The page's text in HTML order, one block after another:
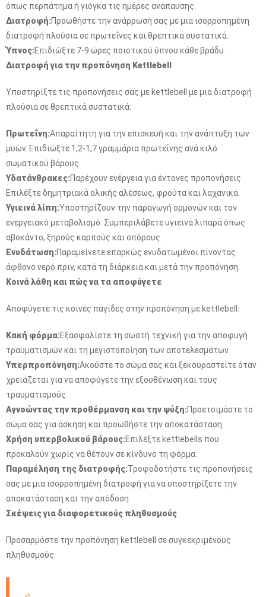
όπως περπάτημα ή γιόγκα τις ημέρες ανάπαυσης.
Διατροφή:Προωθήστε την ανάρρωσή σας με μια ισορροπημένη
διατροφή πλούσια σε πρωτεΐνες και θρεπτικά συστατικά.
Ύπνος:Επιδιώξτε 7-9 ώρες ποιοτικού ύπνου κάθε βράδυ.
Διατροφή για την προπόνηση Kettlebell
Υποστηρίξτε τις προπονήσεις σας με kettlebell με μια διατροφή
πλούσια σε θρεπτικά συστατικά:
Πρωτεΐνη:Απαραίτητη για την επισκευή και την ανάπτυξη των
μυών. Επιδιώξτε 1,2-1,7 γραμμάρια πρωτεΐνης ανά κιλό
σωματικού βάρους.
Υδατάνθρακες:Παρέχουν ενέργεια για έντονες προπονήσεις.
Επιλέξτε δημητριακά ολικής αλέσεως, φρούτα και λαχανικά.
Υγιεινά λίπη:Υποστηρίζουν την παραγωγή ορμονών και τον
ενεργειακό μεταβολισμό. Συμπεριλάβετε υγιεινά λιπαρά όπως
αβοκάντο, ξηρούς καρπούς και σπόρους.
Ενυδάτωση:Παραμείνετε επαρκώς ενυδατωμένοι πίνοντας
άφθονο νερό πριν, κατά τη διάρκεια και μετά την προπόνηση.
Κοινά λάθη και πώς να τα αποφύγετε
Αποφύγετε τις κοινές παγίδες στην προπόνηση με kettlebell:
Κακή φόρμα:Εξασφαλίστε τη σωστή τεχνική για την αποφυγή
τραυματισμών και τη μεγιστοποίηση των αποτελεσμάτων.
Υπερπροπόνηση:Ακούστε το σώμα σας και ξεκουραστείτε όταν
χρειάζεται για να αποφύγετε την εξουθένωση και τους
τραυματισμούς.
Αγνοώντας την προθέρμανση και την ψύξη:Προετοιμάστε το
σώμα σας για άσκηση και προωθήστε την αποκατάσταση.
Χρήση υπερβολικού βάρους:Επιλέξτε kettlebells που
προκαλούν χωρίς να θέτουν σε κίνδυνο τη φόρμα.
Παραμέληση της διατροφής:Τροφοδοτήστε τις προπονήσεις
σας με μια ισορροπημένη διατροφή για να υποστηρίξετε την
αποκατάσταση και την απόδοση.
Σκέψεις για διαφορετικούς πληθυσμούς
Προσαρμόστε την προπόνηση kettlebell σε συγκεκριμένους
πληθυσμούς: